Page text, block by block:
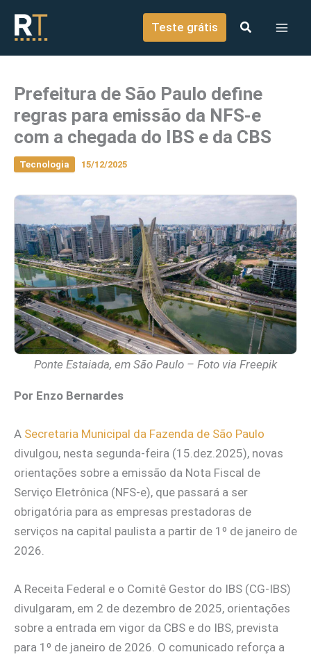
conteúdo
Teste grátis
Prefeitura de São Paulo define
regras para emissão da NFS-e
com a chegada do IBS e da CBS
Tecnologia 15/12/2025
Ponte Estaiada, em São Paulo – Foto via Freepik
Por Enzo Bernardes
A Secretaria Municipal da Fazenda de São Paulo
divulgou, nesta segunda-feira (15.dez.2025), novas
orientações sobre a emissão da Nota Fiscal de
Serviço Eletrônica (NFS-e), que passará a ser
obrigatória para as empresas prestadoras de
serviços na capital paulista a partir de 1º de janeiro de
2026.
A Receita Federal e o Comitê Gestor do IBS (CG-IBS)
divulgaram, em 2 de dezembro de 2025, orientações
sobre a entrada em vigor da CBS e do IBS, prevista
para 1º de janeiro de 2026. O comunicado reforça a